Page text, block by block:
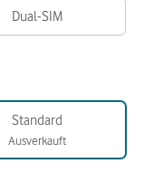
Dual-SIM
Standard
Ausverkauft